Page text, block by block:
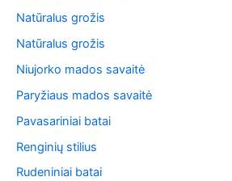
Natūralus grožis
Natūralus grožis
Niujorko mados savaitė
Paryžiaus mados savaitė
Pavasariniai batai
Renginių stilius
Rudeniniai batai